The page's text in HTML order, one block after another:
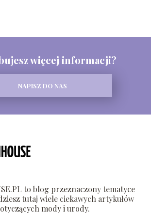
więcej informacji?
NAPISZ DO NAS
to blog przeznaczony tematyce
tutaj wiele ciekawych artykułów
mody i urody.